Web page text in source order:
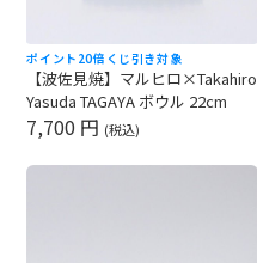
ポイント20倍 くじ引き対象
【波佐見焼】マルヒロ×Takahiro
Yasuda TAGAYA ボウル 22cm
7,700 円 (税込)